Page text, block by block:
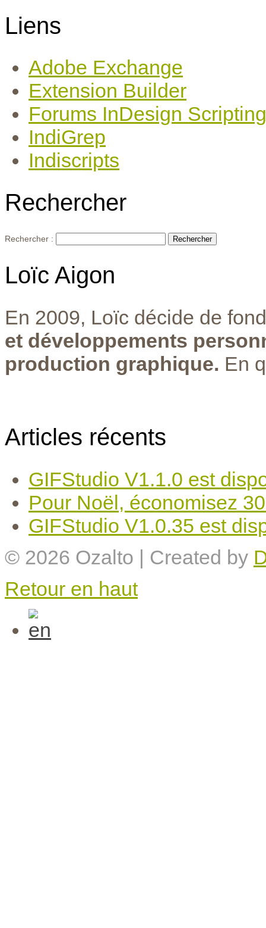
Liens
Adobe Exchange
Extension Builder
Forums InDesign Scripting
IndiGrep
Indiscripts
Rechercher
Rechercher :
Loïc Aigon
En 2009, Loïc décide de
et développements
production graphique. En
Articles récents
GIFStudio V1.1.0 est
Pour Noël, économisez
GIFStudio V1.0.35 est
© 2026 Ozalto | Created by
Retour en haut